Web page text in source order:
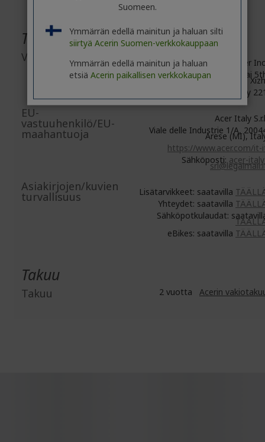
Tuotteiden yleinen turvallisuus
Valmistajatiedot
Acer
8F, No. 88, Section 1, Xin Tai
Road,
New Taipei City
EU-
vastuuhenkilö/EU-
maahantuoja
Acer Italy
Viale delle Industrie 1/A,
Arese (MI),
https://www.acer.com/it-
Sähköposti:acer-
Asiakirjojen/kuvien
turvallisuus Lisätarvikkeet: saatavilla
Yhteydet: saatavilla
Sähköpotkulaudat:
eBikes: saatavilla
Takuu
Takuu 2 vuotta Acerin
Suomeen.
Ymmärrän edellä mainitun ja haluan silti
siirtyä Acerin Suomen-verkkokauppaan
Ymmärrän edellä mainitun ja haluan
etsiäAcerin paikallisen verkkokaupan